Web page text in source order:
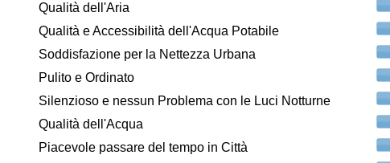
Qualità dell'Aria
Qualità e Accessibilità dell'Acqua Potabile
Soddisfazione per la Nettezza Urbana
Pulito e Ordinato
Silenzioso e nessun Problema con le Luci Notturne
Qualità dell'Acqua
Piacevole passare del tempo in Città